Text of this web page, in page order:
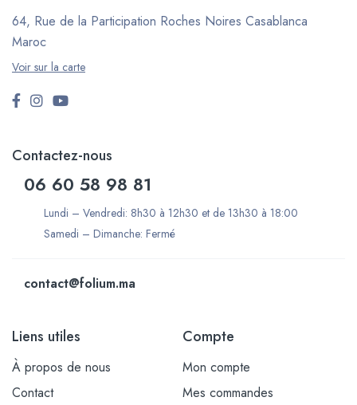
64, Rue de la Participation Roches Noires Casablanca
Maroc
Voir sur la carte
Contactez-nous
06 60 58 98 81
Lundi – Vendredi: 8h30 à 12h30 et de 13h30 à 18:00
Samedi – Dimanche: Fermé
contact@folium.ma
Liens utiles
À propos de nous
Contact
Compte
Mon compte
Mes commandes